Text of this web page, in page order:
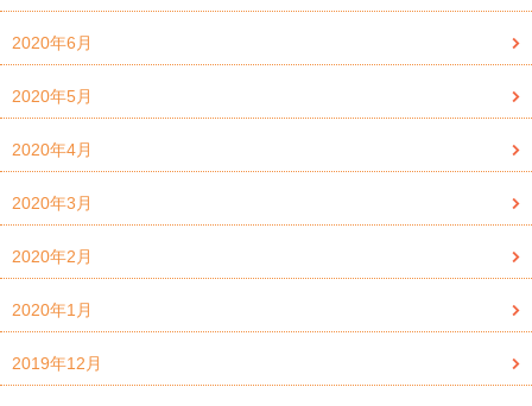
2020年6月
2020年5月
2020年4月
2020年3月
2020年2月
2020年1月
2019年12月